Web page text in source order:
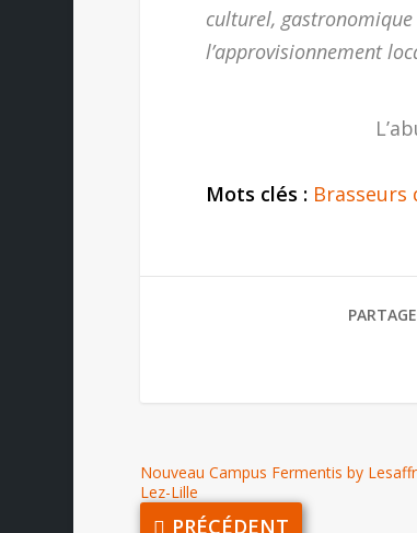
culturel,
l’approvisionnement
Mots clés : Brasseurs
Nouveau Campus Fermentis by
Lez-Lille
PRÉCÉDENT